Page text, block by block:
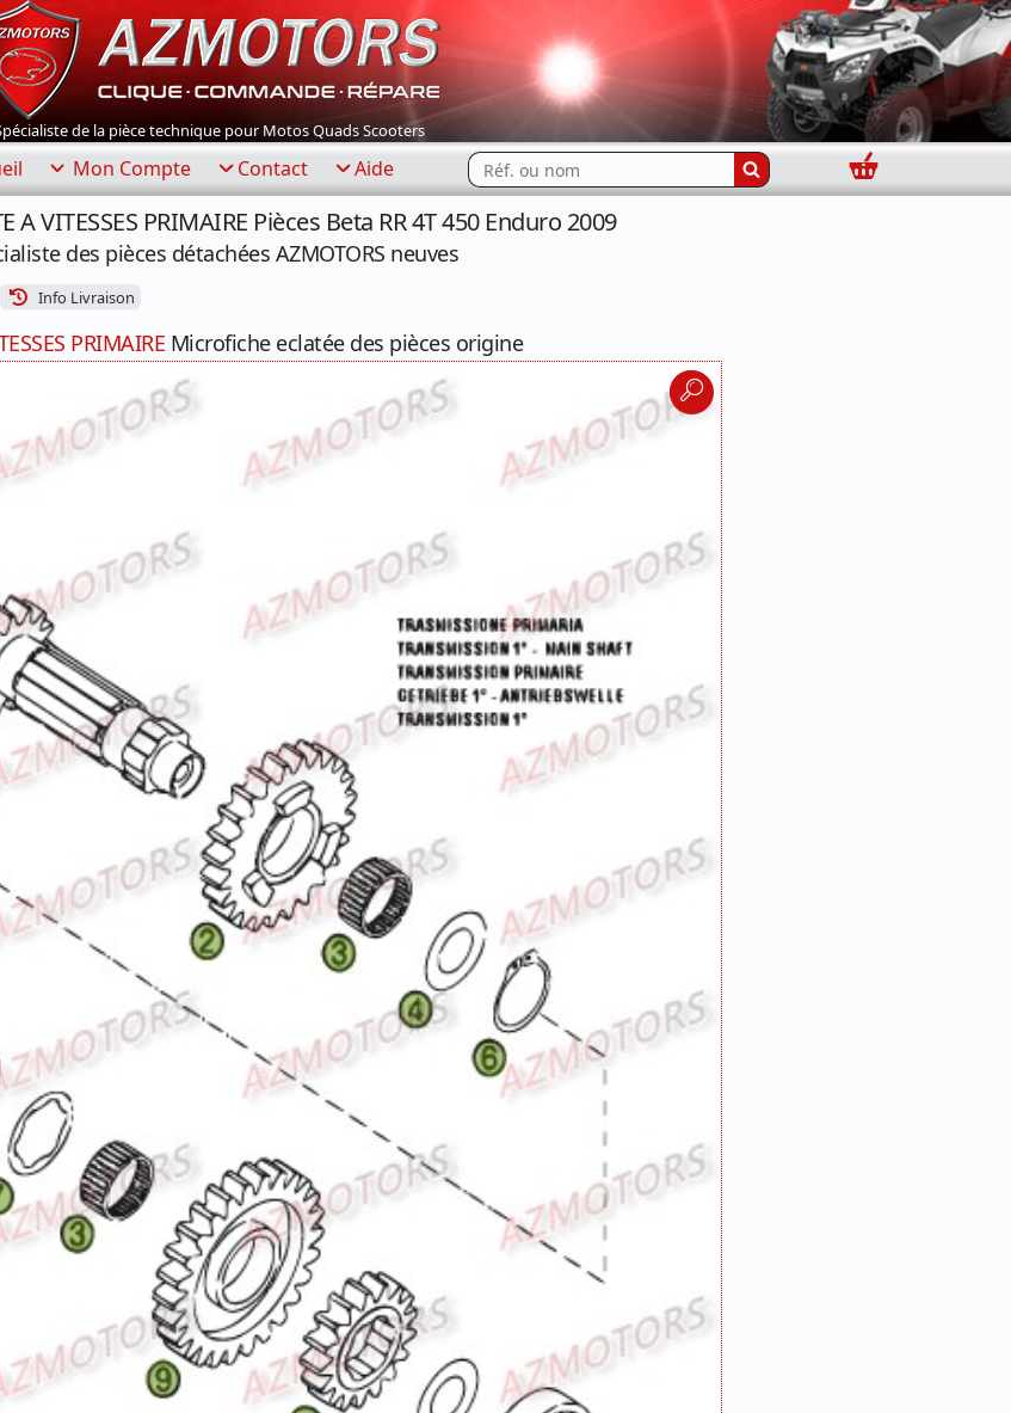
de la pièce technique pour Motos Quads Scooters
Mon Compte Contact Aide Rechercher...
Panier
A VITESSES PRIMAIRE Pièces Beta RR 4T 450 Enduro 2009
des pièces détachées AZMOTORS neuves
Info Livraison
PRIMAIRE Microfiche eclatée des pièces origine